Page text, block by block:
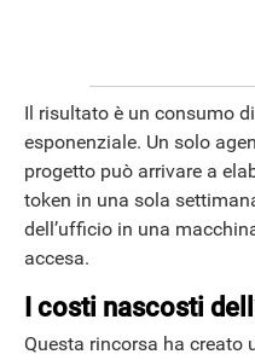
Il risultato è un consumo
esponenziale. Un solo
progetto può arrivare a
token in una sola
dell’ufficio in una
accesa.
I costi nascosti
Questa rincorsa ha creato